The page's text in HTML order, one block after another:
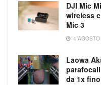
DJI Mic
wireless
Mic 3
4
Laowa
da 1x